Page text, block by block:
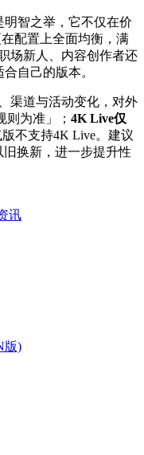
明智之举，它不仅在价
配置上全面均衡，满
场新人、内容创作者还
自己的版本。
渠道与活动变化，对外
为准」； 4K Live仅
不支持4K Live。建议
换新，进一步提升性
讯